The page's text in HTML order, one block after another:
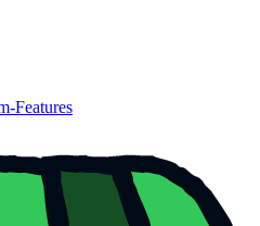
Features